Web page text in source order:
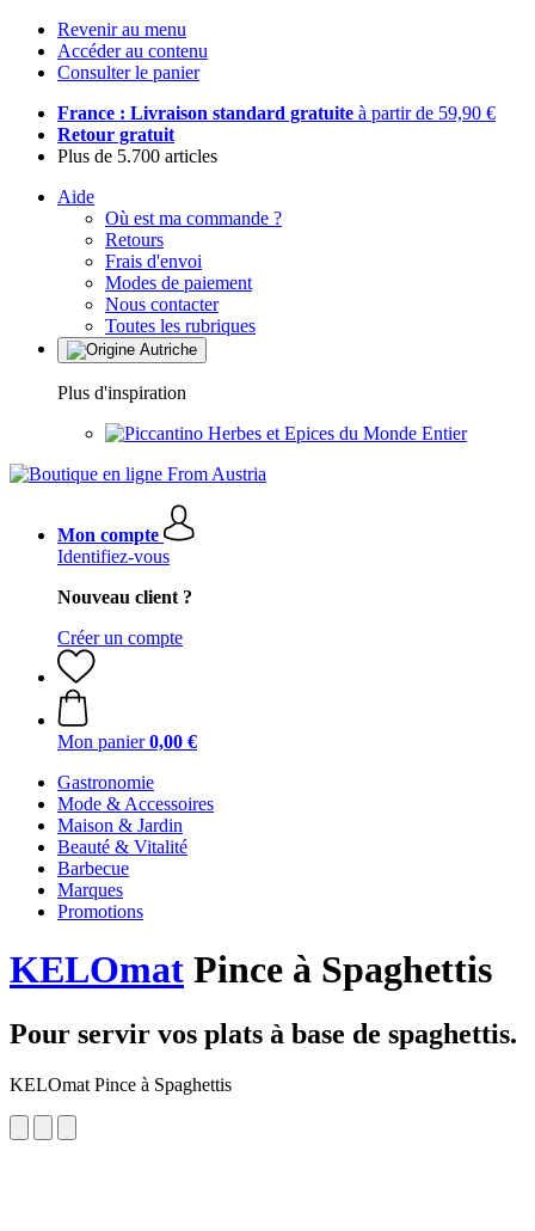
Revenir au menu
Accéder au contenu
Consulter le panier
France : Livraison standard gratuite à partir de 59,90 €
Retour gratuit
Plus de 5.700 articles
Aide
Où est ma commande ?
Retours
Frais d'envoi
Modes de paiement
Nous contacter
Toutes les rubriques
Plus d'inspiration
Herbes et Epices du Monde Entier
Mon compte
Identifiez-vous
Nouveau client ?
Créer un compte
Mon panier 0,00 €
Gastronomie
Mode & Accessoires
Maison & Jardin
Beauté & Vitalité
Barbecue
Marques
Promotions
KELOmat Pince à Spaghettis
Pour servir vos plats à base de spaghettis.
KELOmat Pince à Spaghettis